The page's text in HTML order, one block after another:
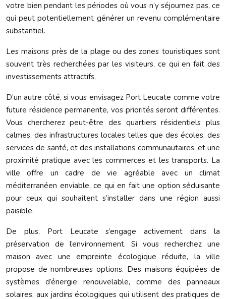
votre bien pendant les périodes où vous n’y séjournez pas, ce
qui peut potentiellement générer un revenu complémentaire
substantiel.
Les maisons près de la plage ou des zones touristiques sont
souvent très recherchées par les visiteurs, ce qui en fait des
investissements attractifs.
D’un autre côté, si vous envisagez Port Leucate comme votre
future résidence permanente, vos priorités seront différentes.
Vous chercherez peut-être des quartiers résidentiels plus
calmes, des infrastructures locales telles que des écoles, des
services de santé, et des installations communautaires, et une
proximité pratique avec les commerces et les transports. La
ville offre un cadre de vie agréable avec un climat
méditerranéen enviable, ce qui en fait une option séduisante
pour ceux qui souhaitent s’installer dans une région aussi
paisible.
De plus, Port Leucate s’engage activement dans la
préservation de l’environnement. Si vous recherchez une
maison avec une empreinte écologique réduite, la ville
propose de nombreuses options. Des maisons équipées de
systèmes d’énergie renouvelable, comme des panneaux
solaires, aux jardins écologiques qui utilisent des pratiques de